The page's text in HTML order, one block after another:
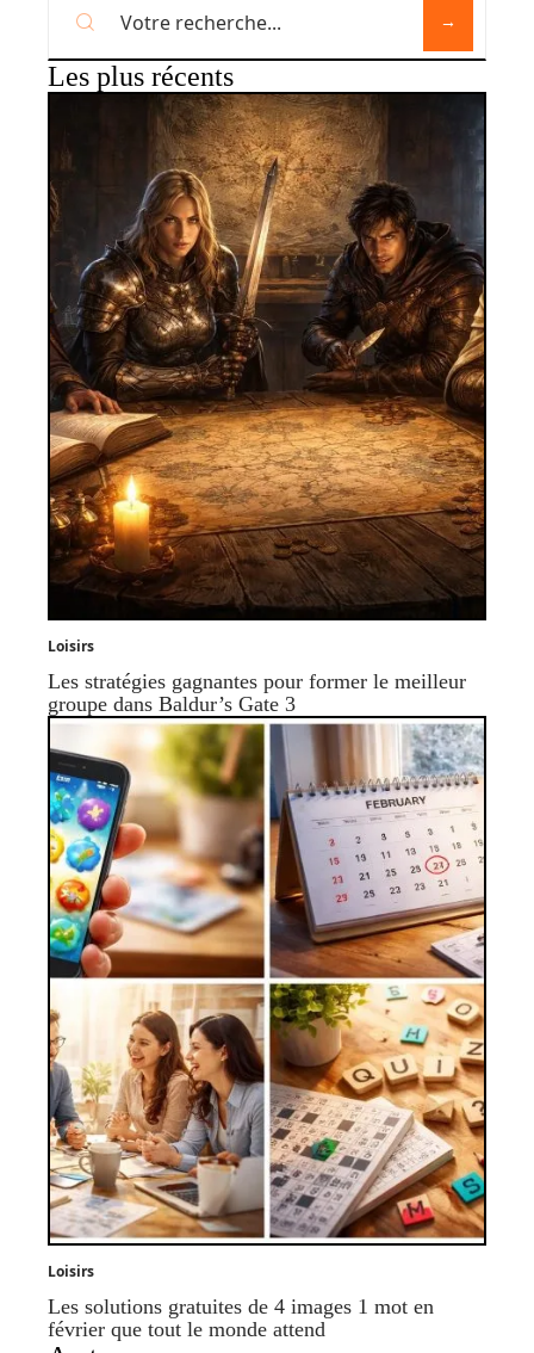
Les plus récents
Loisirs
Les stratégies gagnantes pour former le meilleur
groupe dans Baldur’s Gate 3
Loisirs
Les solutions gratuites de 4 images 1 mot en
février que tout le monde attend